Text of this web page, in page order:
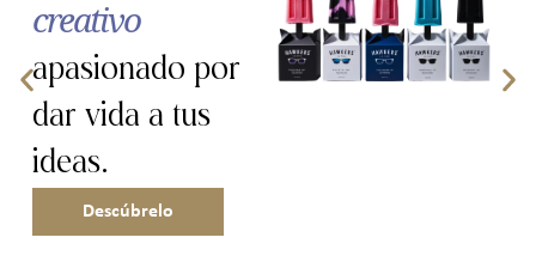
meticulosaa los
detalles, desde